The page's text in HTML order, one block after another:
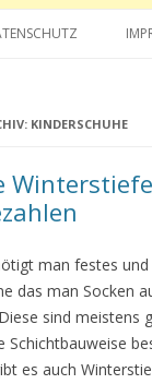
KINDERSCHUHE
man festes
das man Socken
sind meistens
Schichtbauweise
es auch